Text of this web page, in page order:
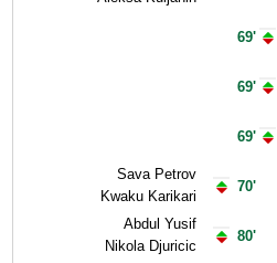
Sava Petrov
Kwaku Karikari
Abdul Yusif
Nikola Djuricic
69'
69'
69'
70'
80'